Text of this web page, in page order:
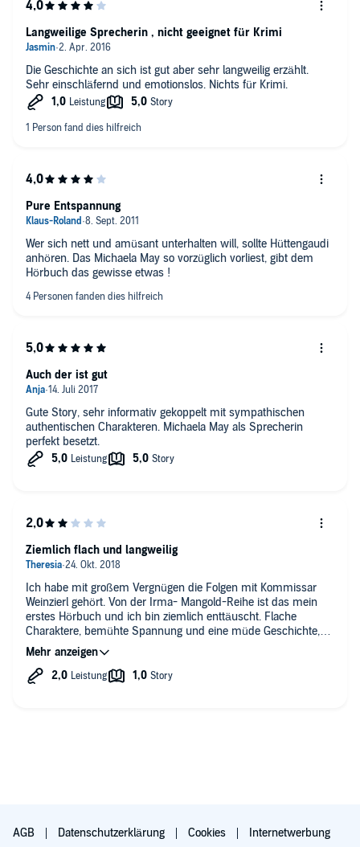
Die Geschichte an sich ist gut aber sehr langweilig erzählt.
Sehr einschläfernd und emotionslos. Nichts für Krimi.
Langweilige Sprecherin , nicht geeignet für Krimi
Wer sich nett und amüsant unterhalten will, sollte Hüttengaudi
anhören. Das Michaela May so vorzüglich vorliest, gibt dem
Hörbuch das gewisse etwas !
Pure Entspannung
Gute Story, sehr informativ gekoppelt mit sympathischen
authentischen Charakteren. Michaela May als Sprecherin
perfekt besetzt.
Auch der ist gut
Ich habe mit großem Vergnügen die Folgen mit Kommissar
Weinzierl gehört. Von der Irma- Mangold-Reihe ist das mein
erstes Hörbuch und ich bin ziemlich enttäuscht. Flache
Charaktere, bemühte Spannung und eine müde Geschichte,
die nicht immer nachvollziehbar ist. Werde keine weiteren
Folgen herunterladen. Schade und unverständlich, denn die
Weinzierlreihe zeigt ja, dass, Nicola Förg schreiben kann, wenn
Ziemlich flach und langweilig
AGB Datenschutzerklärung Cookies Internetwerbung